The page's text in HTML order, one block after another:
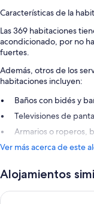
Características de la
Las 369 habitaciones
acondicionado, por no
fuertes.
Además, otros de los
habitaciones incluyen:
Baños con bidés y
Televisiones de
Armarios o roperos,
Ver más acerca de este
Alojamientos
Hotel Noy